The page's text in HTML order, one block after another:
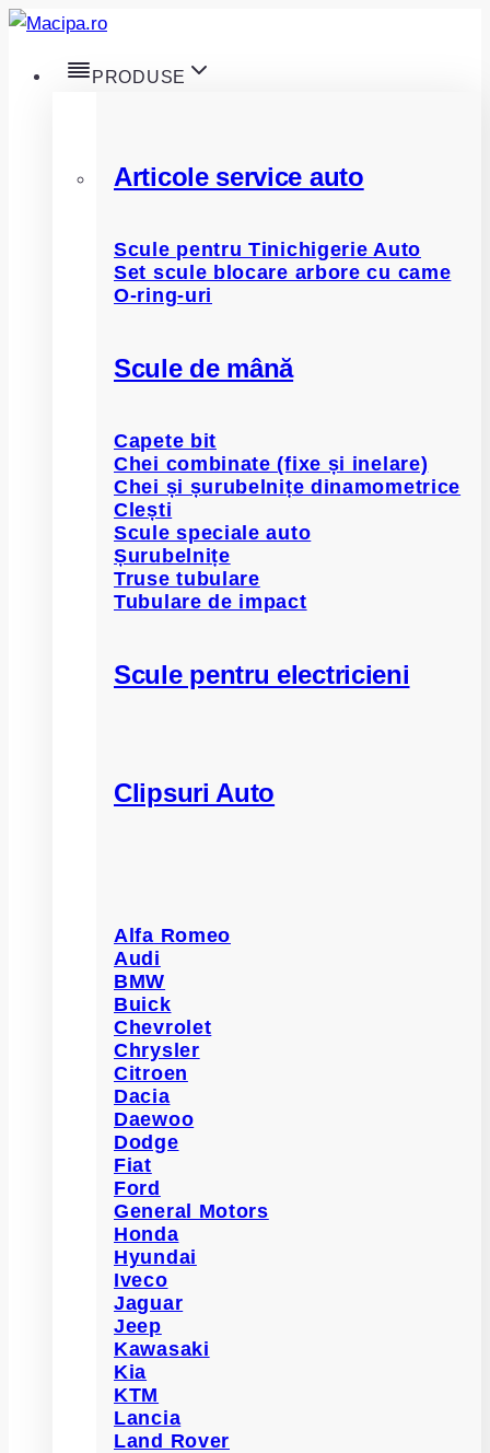
Skip
content
PRODUSE
Articole service auto
Scule pentru Tinichigerie Auto
Set scule blocare arbore cu came
O-ring-uri
Scule de mână
Capete bit
Chei combinate (fixe și inelare)
Chei și șurubelnițe dinamometrice
Clești
Scule speciale auto
Șurubelnițe
Truse tubulare
Tubulare de impact
Scule pentru electricieni
Clipsuri Auto
Alfa Romeo
Audi
BMW
Buick
Chevrolet
Chrysler
Citroen
Dacia
Daewoo
Dodge
Fiat
Ford
General Motors
Honda
Hyundai
Iveco
Jaguar
Jeep
Kawasaki
Kia
KTM
Lancia
Land Rover